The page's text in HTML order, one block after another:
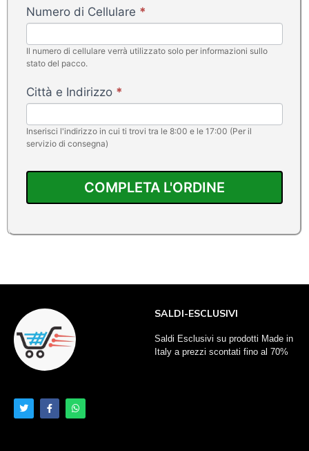
FlamyFox
Numero di Cellulare *
Il numero di cellulare verrà utilizzato solo per informazioni sullo
stato del pacco.
Città e Indirizzo *
Inserisci l'indirizzo in cui ti trovi tra le 8:00 e le 17:00 (Per il
servizio di consegna)
COMPLETA L'ORDINE
SALDI-ESCLUSIVI
Saldi Esclusivi su prodotti Made in
Italy a prezzi scontati fino al 70%